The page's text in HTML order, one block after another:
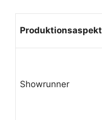
Produktionsaspekt
Showrunner